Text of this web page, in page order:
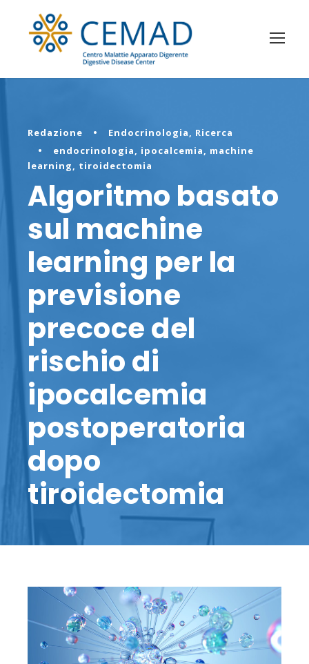
Redazione • Endocrinologia, Ricerca
•
endocrinologia, ipocalcemia, machine
learning, tiroidectomia
Algoritmo basato
sul machine
learning per la
previsione
precoce del
rischio di
ipocalcemia
postoperatoria
dopo
tiroidectomia